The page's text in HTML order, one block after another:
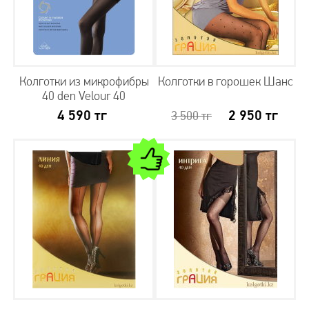
Колготки с невидимой утяжкой
Колготки с утяжкой поясом
Лечебные колготки
Колготки сетка
Колготки тюль
Теплые колготки
Колготки с хлопком
Колготки с микрофиброй
Теплые колготки с рисунком
Термоколготки
Колготки больших размеров
Колготки со швом
Колготки для беременных
Колготки с рисунком
Колготки в горошек
Колготки с имитацией чулок
Колготки с имитацией ботфорт
Колготки с цветочным рисунком
Колготки с низкой талией
Колготки без шортиков
Колготки с ажурным поясом
Колготки в клетку
Колготки из микрофибры
40 den Velour 40
4 590 тг
Колготки в горошек Шанс
3 500тг 2 950 тг